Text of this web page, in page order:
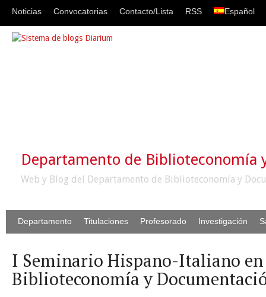
Noticias Convocatorias Contacto/Lista RSS Español
Departamento de Biblioteconomía
Web y Blog del Departamento de Biblioteconomía y
Departamento Titulaciones Profesorado Investigación
I Seminario Hispano-Italiano en
Biblioteconomía y